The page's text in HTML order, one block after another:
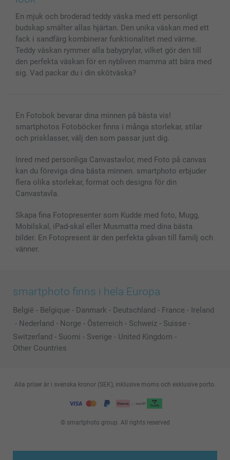
Fotoalmanackor & Fotoagenda
Fotoramar & Tillbehör
Presentkort
Alla fotoprodukter
Investor Relations
Status på beställningar
En mjuk och broderad teddy väska med ett personligt
budskap smälter allas hjärtan. Den unika väskan med ett
fack i sandfärg kombinerar funktionalitet med värme.
Teddy väskan rymmer alla babyprylar, vilket gör den till
den perfekta väskan för en nybliven mamma att bära med
sig. Vad packar du i din skötväska?
En Fotobok bevarar dina minnen på bästa vis!
smartphotos Fotoböcker finns i många storlekar, stilar
och prisklasser, välj den som passar just dig.
Inred med personliga Canvastavlor, med Foto på canvas
kan du föreviga dina bästa minnen. smartphoto erbjuder
flera olika storlekar, format och designs för din
Canvastavla.
Skapa fina Fotopresenter som Kudde med foto, Mugg,
Mobilskal, iPad-skal eller Musmatta med dina bästa
bilder. En Fotopresent är den perfekta gåvan till familj och
vänner.
smartphoto finns i hela Europa
België - Belgique - Danmark - Deutschland - France - Ireland
- Nederland - Norge - Österreich - Schweiz - Suisse -
Switzerland - Suomi - Sverige - United Kingdom -
Other Countries
© smartphoto group. All rights reserved
Alla priser är i svenska kronor (SEK), inklusive moms och exklusive porto.